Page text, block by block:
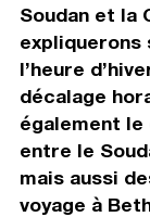
Soudan et la
expliquerons
l’heure
décalage
également le
entre le
mais aussi
voyage à